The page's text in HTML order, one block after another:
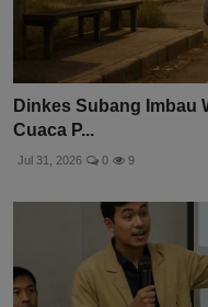
Dinkes Subang Imbau
Cuaca P...
Jul 31, 2026 0 9